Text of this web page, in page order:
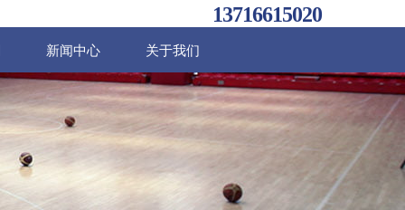
13716615020
新闻中心 关于我们